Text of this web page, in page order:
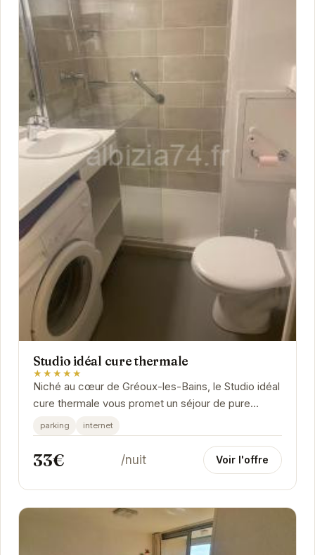
Studio idéal cure thermale
★★★★★
Niché au cœur de Gréoux-les-Bains, le Studio idéal
cure thermale vous promet un séjour de pure
détente.
parking internet
33€ /nuit Voir l'offre